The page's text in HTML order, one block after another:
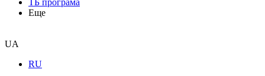
ТБ програма
Еще
UA
RU